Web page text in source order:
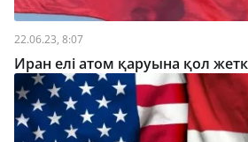
22.06.23, 8:07
Иран елі атом қаруына қол